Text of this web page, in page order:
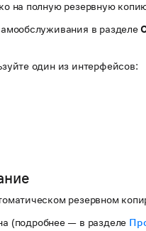
на полную резервную
в разделе
один из интерфейсов:
резервном
(подробнее — в разделе